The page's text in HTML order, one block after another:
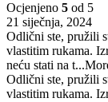
Ocjenjeno 5 od 5
21 siječnja, 2024
Odlični ste, pružili
vlastitim rukama.
neću stati na t
Odlični ste, pružili
vlastitim rukama.